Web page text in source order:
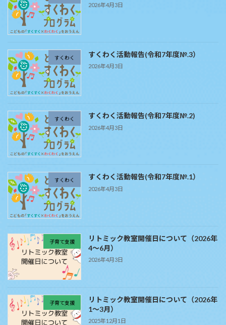
2026年4月3日
すくわく すくわく活動報告(令和7年度№.3）
2026年4月3日
すくわく すくわく活動報告(令和7年度№.2)
2026年4月3日
すくわく すくわく活動報告(令和7年度№.1）
2026年4月3日
子育て支援
リトミック教室開催日について（2026年
4～6月）
2026年4月3日
子育て支援
リトミック教室開催日について（2026年
1～3月）
2025年12月1日